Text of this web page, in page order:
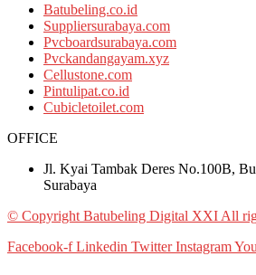
Batubeling.co.id
Suppliersurabaya.com
Pvcboardsurabaya.com
Pvckandangayam.xyz
Cellustone.com
Pintulipat.co.id
Cubicletoilet.com
OFFICE
Jl. Kyai Tambak Deres No.100B,
Surabaya
© Copyright Batubeling Digital XXI All
Facebook-f Linkedin Twitter Instagram